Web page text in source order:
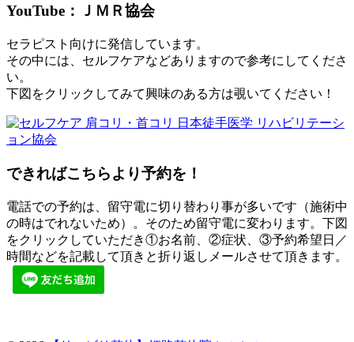
YouTube：ＪＭＲ協会
セラピスト向けに発信しています。
その中には、セルフケアなどありますので参考にしてくださ
い。
下図をクリックしてみて興味のある方は覗いてください！
できればこちらより予約を！
電話での予約は、留守電に切り替わり事が多いです（施術中
の時はでれないため）。そのため留守電に変わります。下図
をクリックしていただき①お名前、②症状、③予約希望日／
時間などを記載して頂きと折り返しメールさせて頂きます。